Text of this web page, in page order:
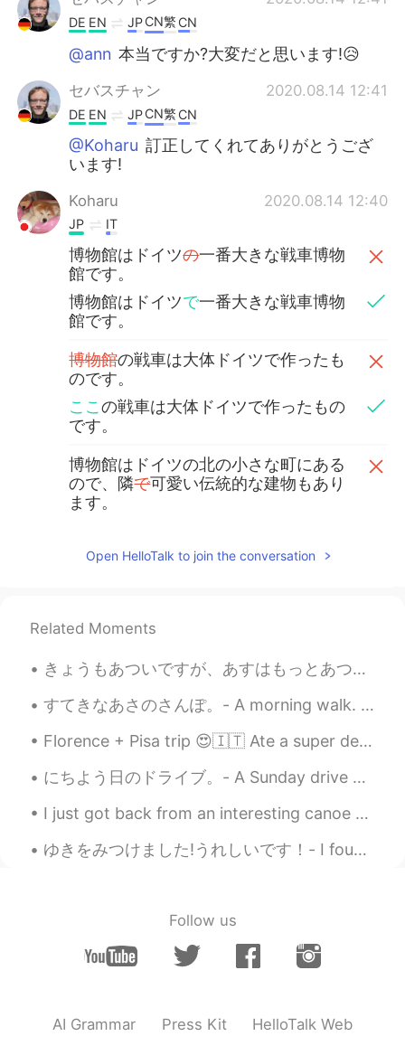
DE EN JPCN繁 CN
@ann 本当ですか?大変だと思います!😥
セバスチャン 2020.08.14 12:41
DE EN JPCN繁 CN
@Koharu 訂正してくれてありがとうござ
います!
Koharu 2020.08.14 12:40
JP IT
博物館はドイツの一番大きな戦車博物
館です。
博物館はドイツで一番大きな戦車博物
館です。
博物館の戦車は大体ドイツで作ったも
のです。
ここの戦車は大体ドイツで作ったもの
です。
博物館はドイツの北の小さな町にある
ので、隣で可愛い伝統的な建物もあり
ます。
ので、隣に可愛い伝統的な建物もあり
ます。
良い一日でした
ann 2020.08.14 12:14
JP EN
My ex-husband was a former German
special force. It's a nightmare.
shou 2020.08.14 09:01
JP EN
@セバスチャン ドイツ語も勉強しないとい
けませんね😅 凄く興味深いです。
CN繁CN
@Tomoかっこいいですね!
DE
Open HelloTalk to join the conversation
Related Moments
きょうもあついですが、あすはもっとあつくなりそうです。- It is hot today and it will be even hotter tomorrow.🌡 I just brough...
すてきなあさのさんぽ。- A morning walk. What a difference a few hundred meters in elevation make! I decided...
Florence + Pisa trip 😍🇮🇹 Ate a super delicious T-Bone steak with my friend, climbed up over 460 ...
にちよう日のドライブ。- A Sunday drive 🚗 A rather gloomy Sunday morning with dark overcast skies gave way t...
I just got back from an interesting canoe trip with some students. The lakes were connected by tu...
ゆきをみつけました!うれしいです！- I found snow! I am happy! 😎 I really wanted to take the skis out for a skate ...
Follow us
AI Grammar Press Kit HelloTalk Web